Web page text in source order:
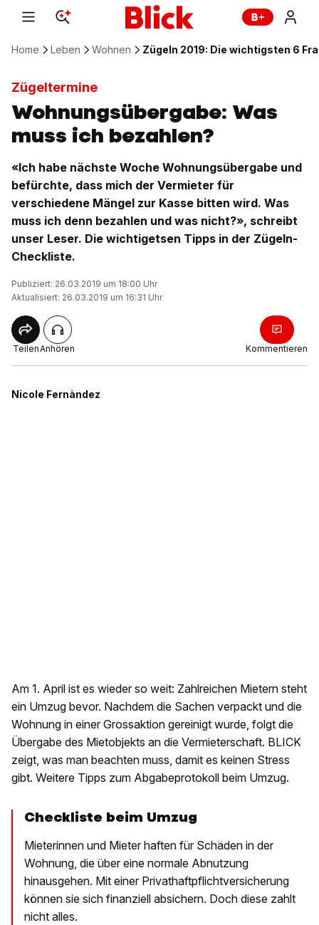
Home Leben Wohnen Zügeln 2019: Die wichtigsten 6
Zügeltermine
Wohnungsübergabe: Was
muss ich bezahlen?
«Ich habe nächste Woche Wohnungsübergabe und
befürchte, dass mich der Vermieter für
verschiedene Mängel zur Kasse bitten wird. Was
muss ich denn bezahlen und was nicht?», schreibt
unser Leser. Die wichtigetsen Tipps in der Zügeln-
Checkliste.
Publiziert: 26.03.2019 um 18:00 Uhr
Aktualisiert: 26.03.2019 um 16:31 Uhr
TeilenAnhören Kommentieren
Nicole Fernàndez
Am 1. April ist es wieder so weit: Zahlreichen Mietern steht
ein Umzug bevor. Nachdem die Sachen verpackt und die
Wohnung in einer Grossaktion gereinigt wurde, folgt die
Übergabe des Mietobjekts an die Vermieterschaft. BLICK
zeigt, was man beachten muss, damit es keinen Stress
gibt. Weitere Tipps zum Abgabeprotokoll beim Umzug.
Checkliste beim Umzug
Mieterinnen und Mieter haften für Schäden in der
Wohnung, die über eine normale Abnutzung
hinausgehen. Mit einer Privathaftpflichtversicherung
können sie sich finanziell absichern. Doch diese zahlt
nicht alles.